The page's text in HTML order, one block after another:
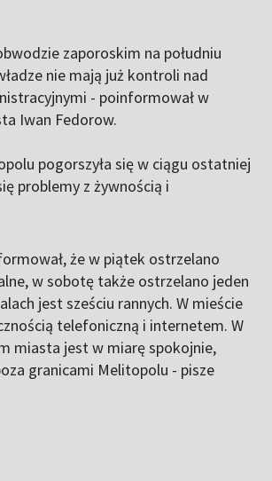
zaporoskim na południu
nie mają już kontroli nad
- poinformował w
Iwan Fedorow.
pogorszyła się w ciągu ostatniej
problemy z żywnością i
że w piątek ostrzelano
w sobotę także ostrzelano jeden
jest sześciu rannych. W mieście
telefoniczną i internetem. W
miasta jest w miarę spokojnie,
granicami Melitopolu - pisze